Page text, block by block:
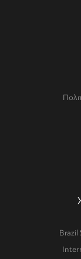
Brazil